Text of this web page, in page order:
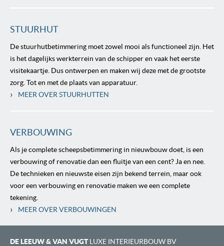
STUURHUT
De stuurhutbetimmering moet zowel mooi als functioneel zijn. Het
is het dagelijks werkterrein van de schipper en vaak het eerste
visitekaartje. Dus ontwerpen en maken wij deze met de grootste
zorg. Tot en met de plaats van apparatuur.
› MEER OVER STUURHUTTEN
VERBOUWING
Als je complete scheepsbetimmering in nieuwbouw doet, is een
verbouwing of renovatie dan een fluitje van een cent? Ja en nee.
De technieken en nieuwste eisen zijn bekend terrein, maar ook
voor een verbouwing en renovatie maken we een complete
tekening.
› MEER OVER VERBOUWINGEN
DE LEEUW & VAN VUGTLUXE INTERIEURBOUW BV